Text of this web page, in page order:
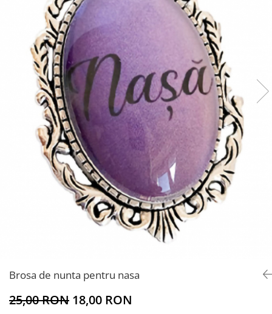
Pentru barbati
Brosa de nunta pentru nasa
25,00 RON 18,00 RON